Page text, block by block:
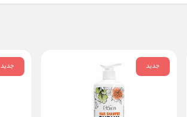
جدید جدید